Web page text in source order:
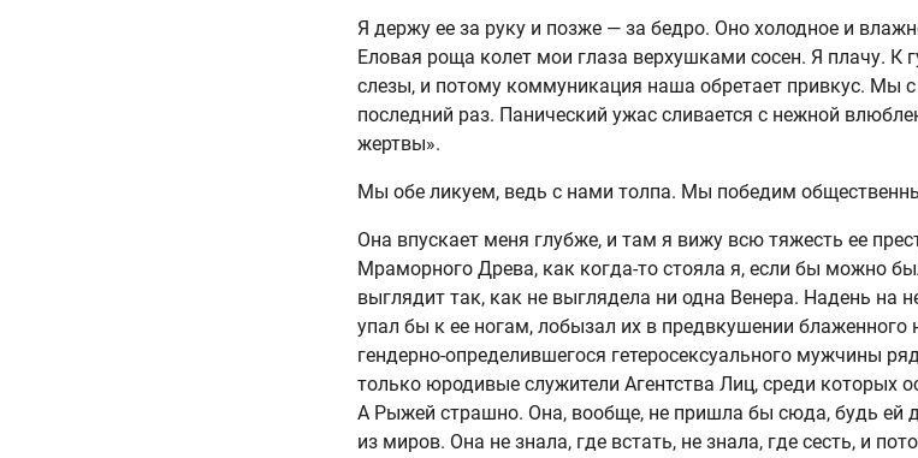
Я держу ее за руку и позже — за бедро. Оно холодное и
Еловая роща колет мои глаза верхушками сосен. Я плачу.
слезы, и потому коммуникация наша обретает привкус. Мы
последний раз. Панический ужас сливается с нежной
жертвы».
Мы обе ликуем, ведь с нами толпа. Мы победим
Она впускает меня глубже, и там я вижу всю тяжесть ее
Мраморного Древа, как когда-то стояла я, если бы можно
выглядит так, как не выглядела ни одна Венера. Надень на
упал бы к ее ногам, лобызал их в предвкушении блаженного
гендерно-определившегося гетеросексуального мужчины
только юродивые служители Агентства Лиц, среди которых
А Рыжей страшно. Она, вообще, не пришла бы сюда, будь ей
из миров. Она не знала, где встать, не знала, где сесть, и